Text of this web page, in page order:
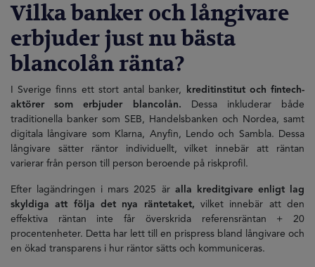
Vilka banker och långivare
erbjuder just nu bästa
blancolån ränta?
I Sverige finns ett stort antal banker,
kreditinstitut och fintech-
aktörer som erbjuder blancolån.
Dessa inkluderar både
traditionella banker som SEB, Handelsbanken och Nordea, samt
digitala långivare som Klarna, Anyfin, Lendo och Sambla. Dessa
långivare sätter räntor individuellt, vilket innebär att räntan
varierar från person till person beroende på riskprofil.
Efter lagändringen i mars 2025 är alla kreditgivare enligt lag
skyldiga att följa det nya räntetaket, vilket innebär att den
effektiva räntan inte får överskrida referensräntan + 20
procentenheter. Detta har lett till en prispress bland långivare och
en ökad transparens i hur räntor sätts och kommuniceras.